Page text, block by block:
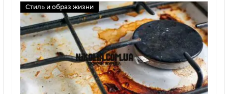
Стиль и образ жизни